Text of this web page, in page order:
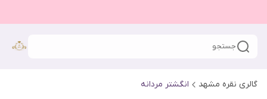
جستجو
گالری نقره مشهد انگشتر مردانه